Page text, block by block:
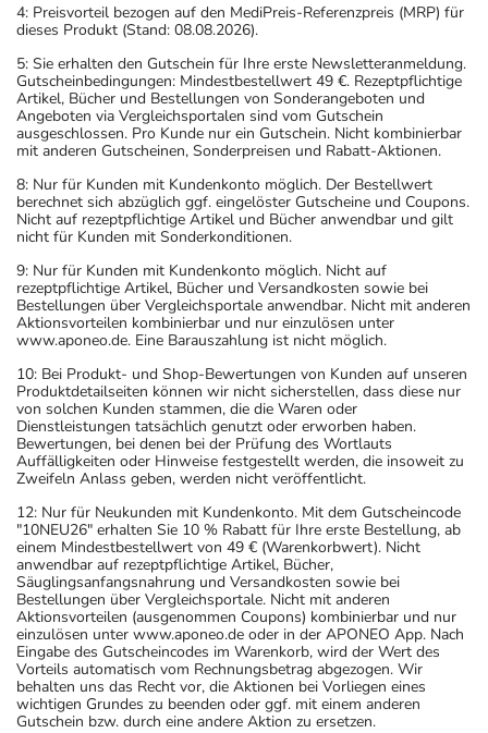
4: Preisvorteil bezogen auf den MediPreis-Referenzpreis (MRP) für
dieses Produkt (Stand: 08.08.2026).
5: Sie erhalten den Gutschein für Ihre erste Newsletteranmeldung.
Gutscheinbedingungen: Mindestbestellwert 49 €. Rezeptpflichtige
Artikel, Bücher und Bestellungen von Sonderangeboten und
Angeboten via Vergleichsportalen sind vom Gutschein
ausgeschlossen. Pro Kunde nur ein Gutschein. Nicht kombinierbar
mit anderen Gutscheinen, Sonderpreisen und Rabatt-Aktionen.
8: Nur für Kunden mit Kundenkonto möglich. Der Bestellwert
berechnet sich abzüglich ggf. eingelöster Gutscheine und Coupons.
Nicht auf rezeptpflichtige Artikel und Bücher anwendbar und gilt
nicht für Kunden mit Sonderkonditionen.
9: Nur für Kunden mit Kundenkonto möglich. Nicht auf
rezeptpflichtige Artikel, Bücher und Versandkosten sowie bei
Bestellungen über Vergleichsportale anwendbar. Nicht mit anderen
Aktionsvorteilen kombinierbar und nur einzulösen unter
www.aponeo.de. Eine Barauszahlung ist nicht möglich.
10: Bei Produkt- und Shop-Bewertungen von Kunden auf unseren
Produktdetailseiten können wir nicht sicherstellen, dass diese nur
von solchen Kunden stammen, die die Waren oder
Dienstleistungen tatsächlich genutzt oder erworben haben.
Bewertungen, bei denen bei der Prüfung des Wortlauts
Auffälligkeiten oder Hinweise festgestellt werden, die insoweit zu
Zweifeln Anlass geben, werden nicht veröffentlicht.
12: Nur für Neukunden mit Kundenkonto. Mit dem Gutscheincode
"10NEU26" erhalten Sie 10 % Rabatt für Ihre erste Bestellung, ab
einem Mindestbestellwert von 49 € (Warenkorbwert). Nicht
anwendbar auf rezeptpflichtige Artikel, Bücher,
Säuglingsanfangsnahrung und Versandkosten sowie bei
Bestellungen über Vergleichsportale. Nicht mit anderen
Aktionsvorteilen (ausgenommen Coupons) kombinierbar und nur
einzulösen unter www.aponeo.de oder in der APONEO App. Nach
Eingabe des Gutscheincodes im Warenkorb, wird der Wert des
Vorteils automatisch vom Rechnungsbetrag abgezogen. Wir
behalten uns das Recht vor, die Aktionen bei Vorliegen eines
wichtigen Grundes zu beenden oder ggf. mit einem anderen
Gutschein bzw. durch eine andere Aktion zu ersetzen.